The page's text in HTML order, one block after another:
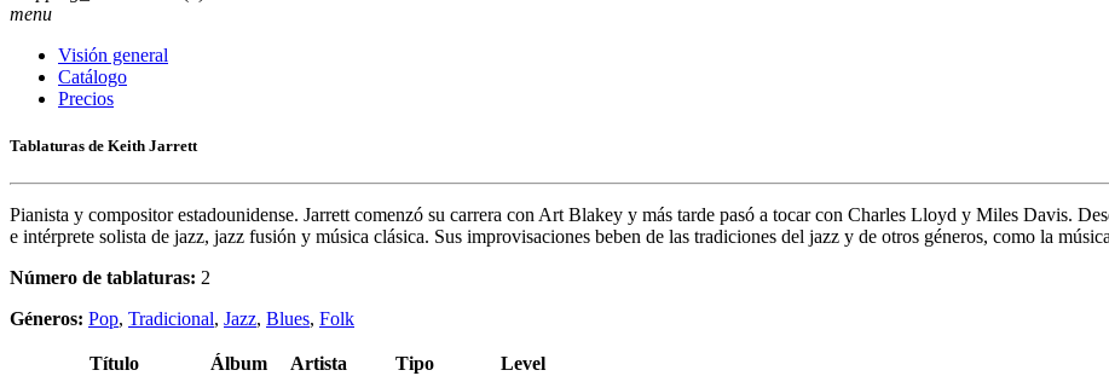
menu
Visión general
Catálogo
Precios
Tablaturas de Keith Jarrett
Pianista y compositor estadounidense. Jarrett comenzó su carrera con Art Blakey y más tarde pasó a tocar con Charles Lloyd y Miles Davis.
e intérprete solista de jazz, jazz fusión y música clásica. Sus improvisaciones beben de las tradiciones del jazz y de otros géneros, como la
Número de tablaturas: 2
Géneros: Pop, Tradicional, Jazz, Blues, Folk
Título Álbum Artista Tipo Level